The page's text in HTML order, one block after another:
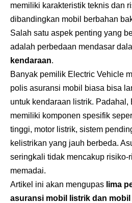
memiliki karakteristik teknis dan
dibandingkan mobil berbahan
Salah satu aspek penting yang
adalah perbedaan mendasar
kendaraan.
Banyak pemilik Electric Vehicle
polis asuransi mobil biasa bisa
untuk kendaraan listrik. Padahal,
memiliki komponen spesifik
tinggi, motor listrik, sistem
kelistrikan yang jauh berbeda.
seringkali tidak mencakup risiko-
memadai.
Artikel ini akan mengupas lima
asuransi mobil listrik dan mobil